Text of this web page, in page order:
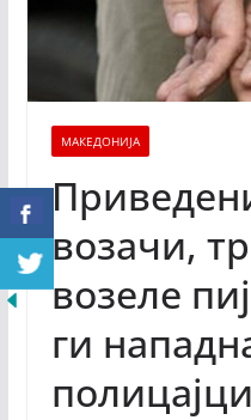
МАКЕДОНИЈА
возачи,
возеле
ги